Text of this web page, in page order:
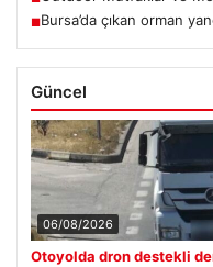
■Bursa’da çıkan orman
Güncel
06/08/2026
Otoyolda dron destekli